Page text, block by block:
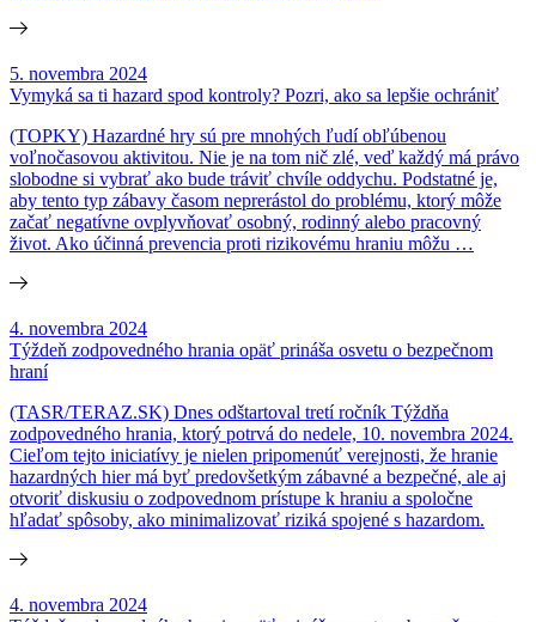
5. novembra 2024
Vymyká sa ti hazard spod kontroly? Pozri, ako sa lepšie ochrániť
(TOPKY) Hazardné hry sú pre mnohých ľudí obľúbenou
voľnočasovou aktivitou. Nie je na tom nič zlé, veď každý má právo
slobodne si vybrať ako bude tráviť chvíle oddychu. Podstatné je,
aby tento typ zábavy časom neprerástol do problému, ktorý môže
začať negatívne ovplyvňovať osobný, rodinný alebo pracovný
život. Ako účinná prevencia proti rizikovému hraniu môžu …
4. novembra 2024
Týždeň zodpovedného hrania opäť prináša osvetu o bezpečnom
hraní
(TASR/TERAZ.SK) Dnes odštartoval tretí ročník Týždňa
zodpovedného hrania, ktorý potrvá do nedele, 10. novembra 2024.
Cieľom tejto iniciatívy je nielen pripomenúť verejnosti, že hranie
hazardných hier má byť predovšetkým zábavné a bezpečné, ale aj
otvoriť diskusiu o zodpovednom prístupe k hraniu a spoločne
hľadať spôsoby, ako minimalizovať riziká spojené s hazardom.
4. novembra 2024